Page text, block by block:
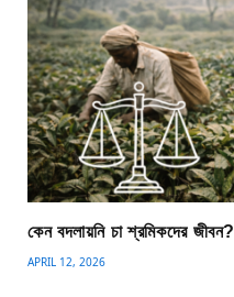
কেন বদলায়নি চা শ্রমিকদের জীবন?
APRIL 12, 2026